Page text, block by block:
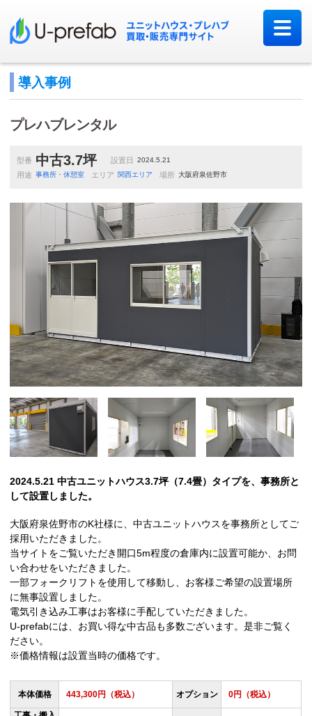
導入事例
プレハブレンタル
型番 中古3.7坪 設置日 2024.5.21
用途 事務所・休憩室 エリア 関西エリア 場所 大阪府泉佐野市
2024.5.21 中古ユニットハウス3.7坪（7.4畳）タイプを、事務所と
して設置しました。
大阪府泉佐野市のK社様に、中古ユニットハウスを事務所としてご
採用いただきました。
当サイトをご覧いただき開口5m程度の倉庫内に設置可能か、お問
い合わせをいただきました。
一部フォークリフトを使用して移動し、お客様ご希望の設置場所
に無事設置しました。
電気引き込み工事はお客様に手配していただきました。
U-prefabには、お買い得な中古品も多数ございます。是非ご覧く
ださい。
※価格情報は設置当時の価格です。
本体価格 443,300円（税込） オプション 0円（税込）